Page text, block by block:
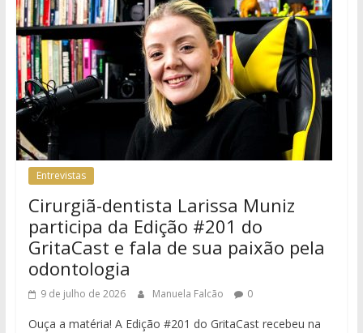
Entrevistas
Cirurgiã-dentista Larissa Muniz
participa da Edição #201 do
GritaCast e fala de sua paixão pela
odontologia
9 de julho de 2026 Manuela Falcão 0
Ouça a matéria! A Edição #201 do GritaCast recebeu na